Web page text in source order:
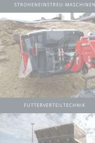
STROHENEINSTREU-MASCHINEN
FUTTERVERTEILTECHNIK